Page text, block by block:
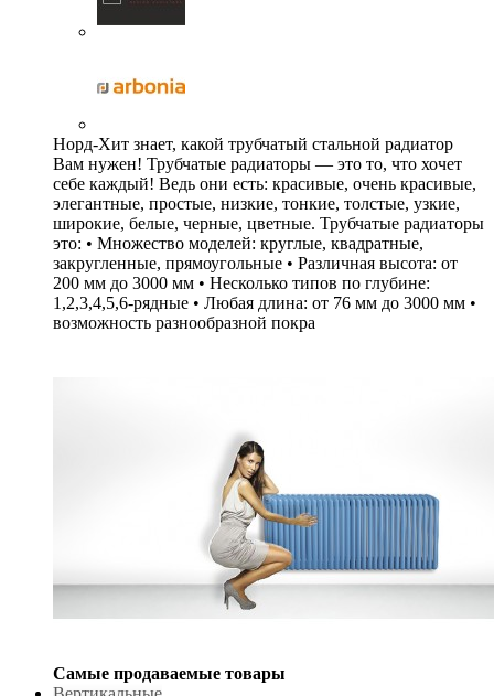
Норд-Хит знает, какой трубчатый стальной радиатор
Вам нужен! Трубчатые радиаторы — это то, что хочет
себе каждый! Ведь они есть: красивые, очень красивые,
элегантные, простые, низкие, тонкие, толстые, узкие,
широкие, белые, черные, цветные. Трубчатые радиаторы
это: • Множество моделей: круглые, квадратные,
закругленные, прямоугольные • Различная высота: от
200 мм до 3000 мм • Несколько типов по глубине:
1,2,3,4,5,6-рядные • Любая длина: от 76 мм до 3000 мм •
возможность разнообразной покра
Самые продаваемые товары